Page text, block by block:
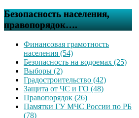
Безопасность населения,
правопорядок….
Финансовая грамотность
населения (54)
Безопасность на водоемах (25)
Выборы (2)
Градостроительство (42)
Защита от ЧС и ГО (48)
Правопорядок (26)
Памятки ГУ МЧС России по РБ
(78)